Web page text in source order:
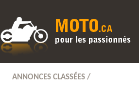
ANNONCES CLASSÉES /